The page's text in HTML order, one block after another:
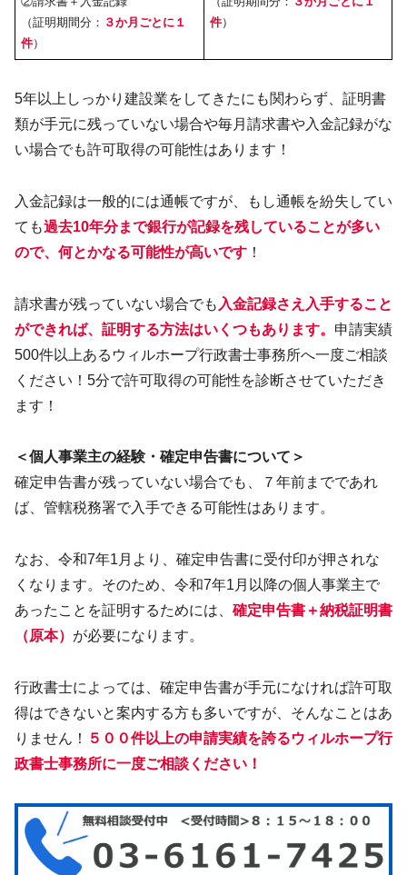
（証明期間分： ３か月ごとに１
件）
件）
5年以上しっかり建設業をしてきたにも関わらず、証明書
類が手元に残っていない場合や毎月請求書や入金記録がな
い場合でも許可取得の可能性はあります！
入金記録は一般的には通帳ですが、もし通帳を紛失してい
ても過去10年分まで銀行が記録を残していることが多い
ので、何とかなる可能性が高いです ！
請求書が残っていない場合でも 入金記録さえ入手すること
ができれば、証明する方法はいくつもあります。 申請実績
500件以上あるウィルホープ行政書士事務所へ一度ご相談
ください！5分で許可取得の可能性を診断させていただき
ます！
＜個人事業主の経験・確定申告書について＞
確定申告書が残っていない場合でも、７年前までであれ
ば、管轄税務署で入手できる可能性はあります。
なお、令和7年1月より、確定申告書に受付印が押されな
くなります。そのため、令和7年1月以降の個人事業主で
あったことを証明するためには、 確定申告書＋納税証明書
（原本） が必要になります。
行政書士によっては、確定申告書が手元になければ許可取
得はできないと案内する方も多いですが、そんなことはあ
りません！
５００件以上の申請実績を誇るウィルホープ行
政書士事務所に一度ご相談ください！